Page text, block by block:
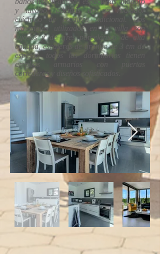
y lavabo, además de un radiador
eléctrico de escalera adicional. Los
materiales utilizados en la villa son
lujosos y de gres porcelánico de alta
calidad, escaleras de granito de 3 cm de
espesor, todos los dormitorios tienen
amplios armarios con puertas
correderas y diseños sofisticados.